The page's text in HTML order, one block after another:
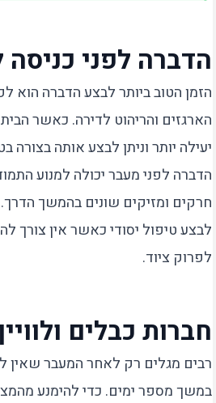
הדברה לפני כניסה
הזמן הטוב ביותר לבצע הדברה הוא
הארגזים והריהוט לדירה. כאשר
יעילה יותר וניתן לבצע אותה בצורה
הדברה לפני מעבר יכולה למנוע
חרקים ומזיקים שונים בהמשך
לבצע טיפול יסודי כאשר אין צורך
לפרוק ציוד.
חברות כבלים
רבים מגלים רק לאחר המעבר שאין
במשך מספר ימים. כדי להימנע